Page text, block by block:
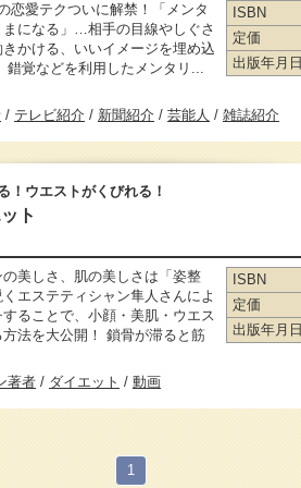
恋愛テクついに解禁！「メンタ
まになる」…相手の目線やしぐさ
かける、いいイメージを埋め込
錯覚などを利用したメンタリ...
ISBN
定価
出版年月日
/ テレビ紹介 / 新聞紹介 / 芸能人 / 雑誌紹介
ウエストがくびれる！
ト
美しさ、肌の美しさは「姿整
エステティシャン隼人さんによ
ることで、小顔・美肌・ウエス
方法を大公開！ 鎖骨が滞ると筋
ISBN
定価
出版年月日
著者 / ダイエット / 動画
1